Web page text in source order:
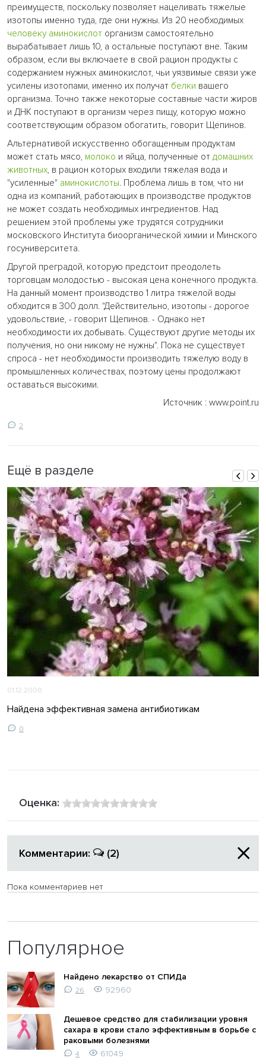
преимуществ, поскольку позволяет нацеливать тяжелые
изотопы именно туда, где они нужны. Из 20 необходимых
человеку аминокислот организм самостоятельно
вырабатывает лишь 10, а остальные поступают вне. Таким
образом, если вы включаете в свой рацион продукты с
содержанием нужных аминокислот, чьи уязвимые связи уже
усилены изотопами, именно их получат белки вашего
организма. Точно также некоторые составные части жиров
и ДНК поступают в организм через пищу, которую можно
соответствующим образом обогатить, говорит Щепинов.
Альтернативой искусственно обогащенным продуктам
может стать мясо, молоко и яйца, полученные от домашних
животных, в рацион которых входили тяжелая вода и
"усиленные" аминокислоты. Проблема лишь в том, что ни
одна из компаний, работающих в производстве продуктов
не может создать необходимых ингредиентов. Над
решением этой проблемы уже трудятся сотрудники
московского Института биоорганической химии и Минского
госуниверситета.
Другой преградой, которую предстоит преодолеть
торговцам молодостью - высокая цена конечного продукта.
На данный момент производство 1 литра тяжелой воды
обходится в 300 долл. "Действительно, изотопы - дорогое
удовольствие, - говорит Щепинов. - Однако нет
необходимости их добывать. Существуют другие методы их
получения, но они никому не нужны". Пока не существует
спроса - нет необходимости производить тяжелую воду в
промышленных количествах, поэтому цены продолжают
оставаться высокими.
Источник : www.point.ru
2
Ещё в разделе
01.12.2008
Найдена эффективная замена антибиотикам
0
Оценка:
Комментарии: (2)
Пока комментариев нет
Популярное
Найдено лекарство от СПИДа
26 92960
Дешевое средство для стабилизации уровня
сахара в крови стало эффективным в борьбе с
раковыми болезнями
4
61049